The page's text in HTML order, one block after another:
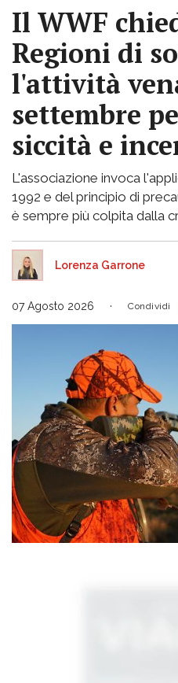
Il WWF
Regioni di
l'attività
settembre
siccità e
L'associazione invoca
1992 e del principio di
è sempre più colpita dalla
Lorenza Garrone
07 Agosto 2026 Condividi